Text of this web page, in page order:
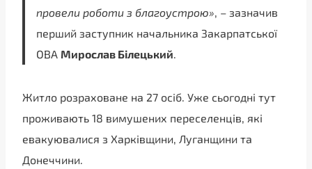
провели роботи з благоустрою», – зазначив
перший заступник начальника Закарпатської
ОВА Мирослав Білецький.
Житло розраховане на 27 осіб. Уже сьогодні тут
проживають 18 вимушених переселенців, які
евакуювалися з Харківщини, Луганщини та
Донеччини.